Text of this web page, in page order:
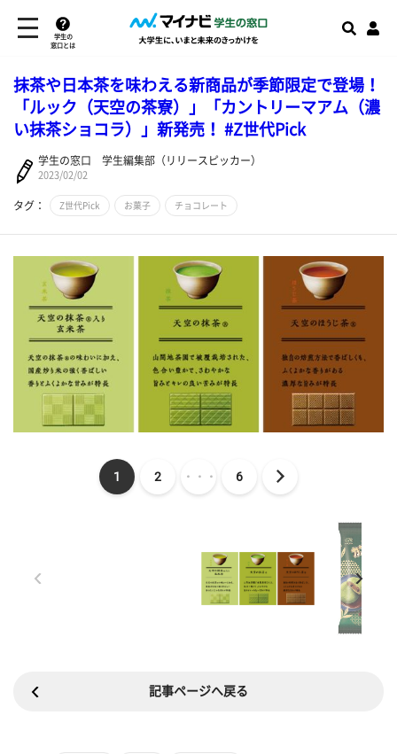
学生の
窓口とは
抹茶や日本茶を味わえる新商品が季節限定で登場！
「ルック（天空の茶寮）」「カントリーマアム（濃
い抹茶ショコラ）」新発売！ #Z世代Pick
学生の窓口 学生編集部（リリースピッカー）
2023/02/02
タグ： Z世代Pick お菓子 チョコレート
1 2 ・・・ 6
記事ページへ戻る